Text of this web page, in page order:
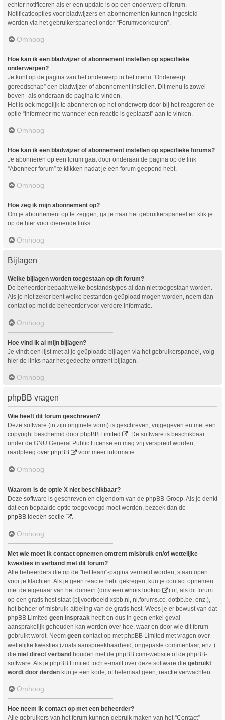
echter notificeren als er een update is op een onderwerp of forum.
Notificatieopties voor bladwijzers en abonnementen kunnen ingesteld
worden via het gebruikerspaneel onder “Forumvoorkeuren”.
Omhoog
Hoe kan ik een bladwijzer of abonnement instellen op specifieke
onderwerpen?
Je kunt op de pagina van het onderwerp in het menu “Onderwerp
gereedschap” een bladwijzer of abonnement instellen. Dit menu is zowel
boven- als onderaan de pagina te vinden.
Het is ook mogelijk te abonneren op het onderwerp door bij het reageren de
optie “Informeer me wanneer een reactie is geplaatst” aan te vinken.
Omhoog
Hoe kan ik een bladwijzer of abonnement instellen op specifieke forums?
Je abonneren op een forum gaat door onderaan de pagina op de link
“Abonneer forum” te klikken nadat je een forum geopend hebt.
Omhoog
Hoe zeg ik mijn abonnement op?
Om je abonnement op te zeggen, ga je naar het gebruikerspaneel en klik je
op de hier voor dienende links.
Omhoog
Bijlagen
Welke bijlagen worden toegestaan op dit forum?
De beheerder bepaalt welke bestandstypes al dan niet toegestaan worden.
Als je niet zeker bent welke bestanden geüpload mogen worden, neem dan
contact op met de beheerder voor verdere informatie.
Omhoog
Hoe vind ik al mijn bijlagen?
Je vindt een lijst met al je geüploade bijlagen via het gebruikerspaneel, volg
hier de links naar het gedeelte omtrent bijlagen.
Omhoog
phpBB vragen
Wie heeft dit forum geschreven?
Deze software (in zijn originele vorm) is geschreven, vrijgegeven en met een
copyright beschermd door phpBB Limited
. De software is beschikbaar
onder de GNU General Public License en mag vrij verspreid worden,
raadpleeg over phpBB voor meer informatie.
Omhoog
Waarom is de optie X niet beschikbaar?
Deze software is geschreven en eigendom van de phpBB-Groep. Als je denkt
dat een bepaalde optie toegevoegd moet worden, bezoek dan de
phpBB Ideeën sectie
.
Omhoog
Met wie moet ik contact opnemen omtrent misbruik en/of wettelijke
kwesties in verband met dit forum?
Alle beheerders die op de "het team"-pagina vermeld worden, staan open
voor je klachten. Als je geen reactie hebt gekregen, kun je contact opnemen
met de eigenaar van het domein (dmv een whois lookup
) of, als dit forum
op een gratis host staat (bijvoorbeeld xsbb.nl, nl.forums.cc, dotbb.be, enz.),
het beheer of misbruik-afdeling van de gratis host. Wees je er bewust van dat
phpBB Limited geen inspraak heeft en dus in geen enkel geval
aansprakelijk gehouden kan worden over hoe, waar en door wie dit forum
gebruikt wordt. Neem geen contact op met phpBB Limited met vragen over
wettelijke kwesties (zoals aanspreekbaarheid, ongepaste commentaar, enz.)
die niet direct verband houden met de phpBB.com-website of de phpBB-
software. Als je phpBB Limited toch e-mailt over deze software die gebruikt
wordt door derden kun je een korte, of helemaal geen, reactie verwachten.
Omhoog
Hoe neem ik contact op met een beheerder?
Alle gebruikers van het forum kunnen gebruik maken van het “Contact”-